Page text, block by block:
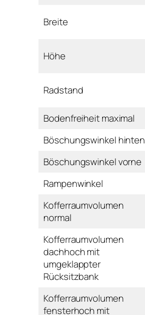
Breite
Höhe
Radstand
Bodenfreiheit maximal
Böschungswinkel hinten
Böschungswinkel vorne
Rampenwinkel
Kofferraumvolumen
normal
Kofferraumvolumen
dachhoch mit
umgeklappter
Rücksitzbank
Kofferraumvolumen
fensterhoch mit